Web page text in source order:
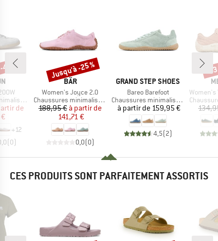
réduit
de
+12
(0)
%
MARQUE
BÄR
Article
Women's Joyce 2.0
Product group
Chaussures minimalistes
Prix
188,95 € Prix réduit
à partir de
141,71 €
0,0(0)
Remise
Jusqu'à -25 %
MARQUE
GRAND STEP SHOES
Article
Bareo Barefoot
Product group
Chaussures minimalistes
Prix
à partir de 159,95 €
4,5(2)
Article
Women's
Product
-
CES PRODUITS SONT PARFAITEMENT ASSORTIS